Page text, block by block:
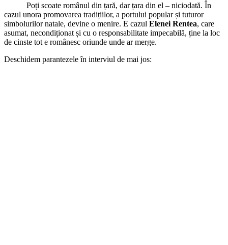
Poți scoate românul din țară, dar țara din el – niciodată. În
cazul unora promovarea tradițiilor, a portului popular și tuturor
simbolurilor natale, devine o menire. E cazul Elenei Rentea, care
asumat, necondiționat și cu o responsabilitate impecabilă, ține la loc
de cinste tot e românesc oriunde unde ar merge.
Deschidem parantezele în interviul de mai jos: